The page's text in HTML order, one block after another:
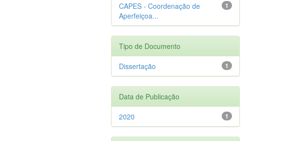
1
CAPES - Coordenação de
Aperfeiçoa...
Tipo de Documento
1
Dissertação
Data de Publicação
1
2020